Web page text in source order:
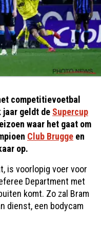
competitievoetbal
jaar geldt de Supercup
waar het gaat om
Club Brugge en
op.
is voorlopig voer voor
Department met
komt. Zo zal Bram
dienst, een bodycam